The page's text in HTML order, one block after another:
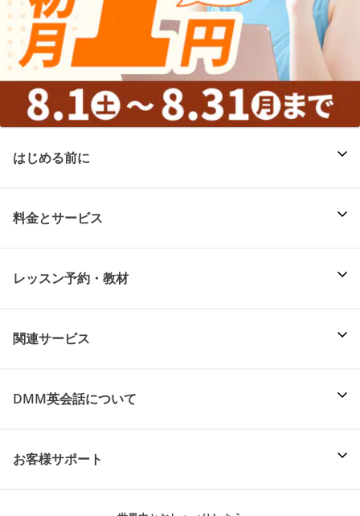
はじめる前に
料金とサービス
レッスン予約・教材
関連サービス
DMM英会話について
お客様サポート